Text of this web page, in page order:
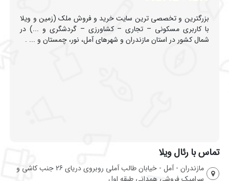
بزرگترین و تخصصی ترین سایت خرید و فروش ملک (زمین و ویلا
با کاربری مسکونی – تجاری – کشاورزی – گردشگری و ...) در
شمال کشور در استان مازندران و شهرهای آمل، نور، چمستان و ... .
تماس با رئال ویلا
مازندران - آمل - خیابان طالب آملی روبروی دریای 26 جنب کاشی و